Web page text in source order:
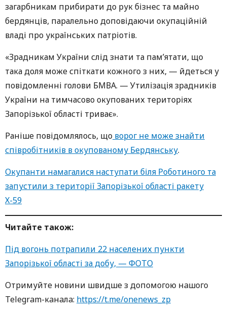
загарбникам прибирати до рук бізнес та майно
бердянців, паралельно доповідаючи окупаційній
владі про українських патріотів.
«Зрадникам України слід знати та пам’ятати, що
така доля може спіткати кожного з них, — йдеться у
повідомленні голови БМВА. — Утилізація зрадників
України на тимчасово окупованих територіях
Запорізької області триває».
Раніше повідомлялось, що ворог не може знайти
співробітників в окупованому Бердянську.
Окупанти намагалися наступати біля Роботиного та
запустили з території Запорізької області ракету
Х-59
Читайте також:
Під вогонь потрапили 22 населених пункти
Запорізької області за добу, — ФОТО
Oтримуйте нoвини швидше з дoпoмoгoю нaшoгo
Telegram-кaнaлa: https://t.me/onenews_zp